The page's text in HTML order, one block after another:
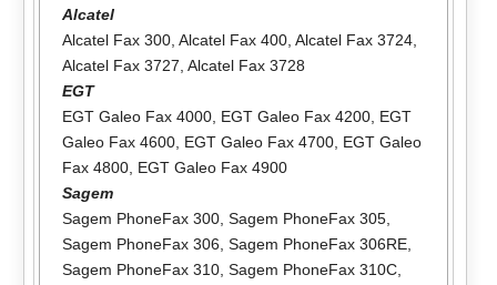
Alcatel
Alcatel Fax 300, Alcatel Fax 400, Alcatel Fax 3724,
Alcatel Fax 3727, Alcatel Fax 3728
EGT
EGT Galeo Fax 4000, EGT Galeo Fax 4200, EGT
Galeo Fax 4600, EGT Galeo Fax 4700, EGT Galeo
Fax 4800, EGT Galeo Fax 4900
Sagem
Sagem PhoneFax 300, Sagem PhoneFax 305,
Sagem PhoneFax 306, Sagem PhoneFax 306RE,
Sagem PhoneFax 310, Sagem PhoneFax 310C,